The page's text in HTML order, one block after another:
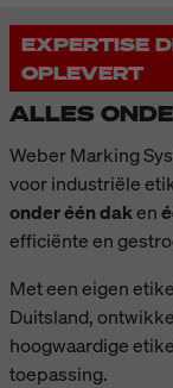
EXPERTISE
OPLEVERT
ALLES
Weber Marking
voor industriële
onder één daken
efficiënte en
Met een eigen
Duitsland,
hoogwaardige
toepassing.